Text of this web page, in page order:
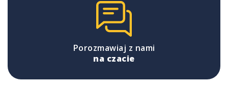
Porozmawiaj z nami
na czacie